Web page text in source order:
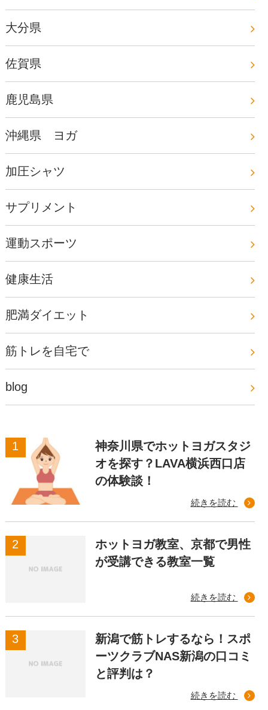
大分県
佐賀県
鹿児島県
沖縄県 ヨガ
加圧シャツ
サプリメント
運動スポーツ
健康生活
肥満ダイエット
筋トレを自宅で
blog
神奈川県でホットヨガスタジ
オを探す？LAVA横浜西口店
の体験談！
続きを読む
ホットヨガ教室、京都で男性
が受講できる教室一覧
続きを読む
新潟で筋トレするなら！スポ
ーツクラブNAS新潟の口コミ
と評判は？
続きを読む